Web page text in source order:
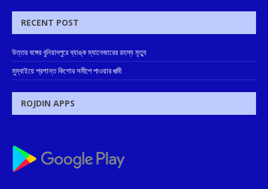
RECENT POST
উত্তর বঙ্গের বুনিয়াদপুরে ব্যাঙ্ক ম্যানেজারের রহস্য মৃত্যু
মুম্বাইয়ে প্রশান্ত কিশোর সমীপে পাওয়ার পত্মী
ROJDIN APPS